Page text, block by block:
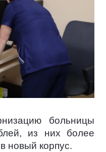
больницы
из них более
новый корпус.